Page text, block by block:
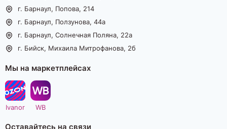
г. Барнаул, Попова, 214
г. Барнаул, Ползунова, 44а
г. Барнаул, Солнечная Поляна, 22а
г. Бийск, Михаила Митрофанова, 2б
Мы на маркетплейсах
Ivanor WB
Оставайтесь на связи